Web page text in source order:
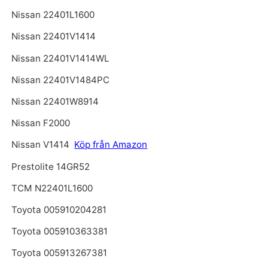
Nissan 22401L1600
Nissan 22401V1414
Nissan 22401V1414WL
Nissan 22401V1484PC
Nissan 22401W8914
Nissan F2000
Nissan V1414 Köp från Amazon
Prestolite 14GR52
TCM N22401L1600
Toyota 005910204281
Toyota 005910363381
Toyota 005913267381